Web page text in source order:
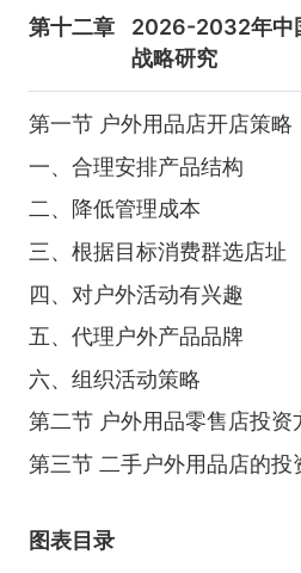
第十二章
2026-2032年中
战略研究
第一节 户外用品店开店策略
一、合理安排产品结构
二、降低管理成本
三、根据目标消费群选店址
四、对户外活动有兴趣
五、代理户外产品品牌
六、组织活动策略
第二节 户外用品零售店投资
第三节 二手户外用品店的投
图表目录